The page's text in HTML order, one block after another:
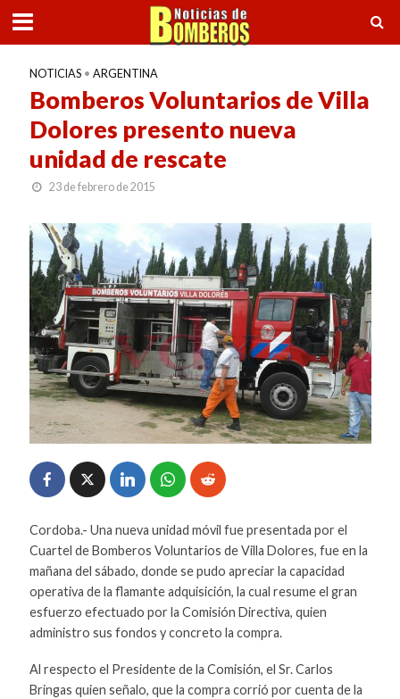
NOTICIAS • ARGENTINA
Bomberos Voluntarios de Villa
Dolores presento nueva
unidad de rescate
23 de febrero de 2015
Cordoba.- Una nueva unidad móvil fue presentada por el
Cuartel de Bomberos Voluntarios de Villa Dolores, fue en la
mañana del sábado, donde se pudo apreciar la capacidad
operativa de la flamante adquisición, la cual resume el gran
esfuerzo efectuado por la Comisión Directiva, quien
administro sus fondos y concreto la compra.
Al respecto el Presidente de la Comisión, el Sr. Carlos
Bringas quien señalo, que la compra corrió por cuenta de la